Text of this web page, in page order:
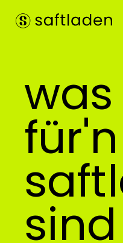
was
für'n
sind